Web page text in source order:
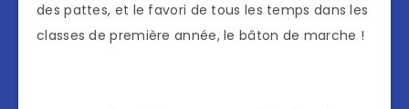
des pattes, et le favori de tous les temps dans les
classes de première année, le bâton de marche !